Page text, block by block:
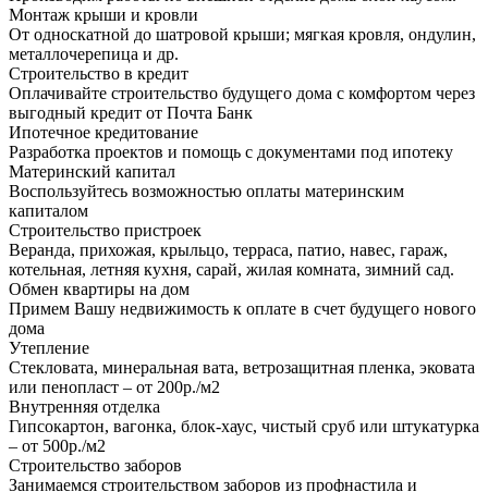
Монтаж крыши и кровли
От односкатной до шатровой крыши; мягкая кровля, ондулин,
металлочерепица и др.
Строительство в кредит
Оплачивайте строительство будущего дома с комфортом через
выгодный кредит от Почта Банк
Ипотечное кредитование
Разработка проектов и помощь с документами под ипотеку
Материнский капитал
Воспользуйтесь возможностью оплаты материнским
капиталом
Строительство пристроек
Веранда, прихожая, крыльцо, терраса, патио, навес, гараж,
котельная, летняя кухня, сарай, жилая комната, зимний сад.
Обмен квартиры на дом
Примем Вашу недвижимость к оплате в счет будущего нового
дома
Утепление
Стекловата, минеральная вата, ветрозащитная пленка, эковата
или пенопласт – от 200р./м2
Внутренняя отделка
Гипсокартон, вагонка, блок-хаус, чистый сруб или штукатурка
– от 500р./м2
Строительство заборов
Занимаемся строительством заборов из профнастила и